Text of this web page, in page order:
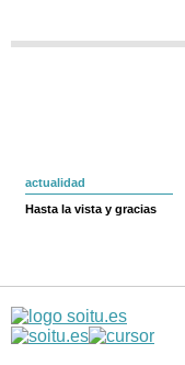
actualidad
Hasta la vista y gracias